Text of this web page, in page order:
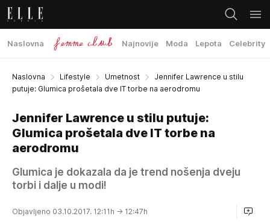
Naslovna Najnovije Moda Lepota Celebrity
Naslovna Lifestyle Umetnost
Jennifer Lawrence u stilu
putuje: Glumica prošetala dve IT torbe na aerodromu
Jennifer Lawrence u stilu putuje:
Glumica prošetala dve IT torbe na
aerodromu
Glumica je dokazala da je trend nošenja dveju
torbi i dalje u modi!
Objavljeno 03.10.2017. 12:11h → 12:47h